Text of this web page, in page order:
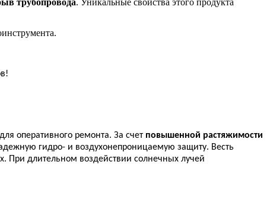
оперативного ремонта. За счет повышенной растяжимости
гидро- и воздухонепроницаемую защиту. Весть
При длительном воздействии солнечных лучей